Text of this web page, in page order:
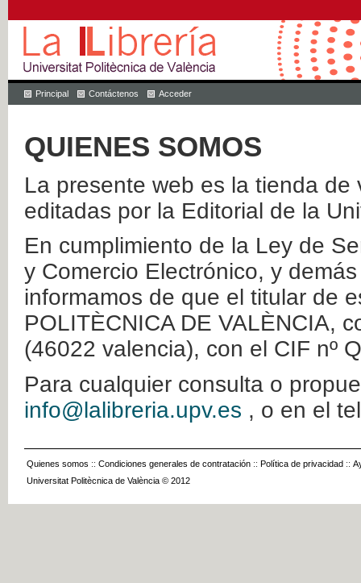
Principal Contáctenos Acceder
QUIENES SOMOS
La presente web es la tienda
editadas por la Editorial de la
En cumplimiento de la Ley de
y Comercio Electrónico, y
informamos de que el titular de
POLITÈCNICA DE VALÈNCIA,
(46022 valencia), con el CIF nº
Para cualquier consulta o
info@lalibreria.upv.es , o en el
Quienes somos :: Condiciones generales de contratación :: Política de privacidad ::
Universitat Politècnica de València © 2012